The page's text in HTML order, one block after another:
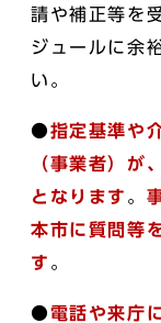
請や補正等を
ジュールに余
い。
●指定基準や
（事業者）が
となります 。
本市に質問等
す 。
●電話や来庁